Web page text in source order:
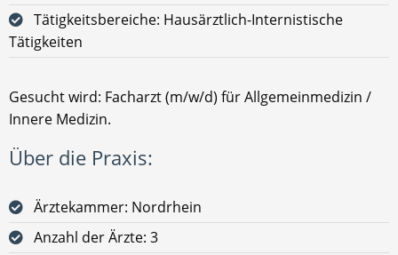
Tätigkeitsbereiche: Hausärztlich-Internistische
Tätigkeiten
Gesucht wird: Facharzt (m/w/d) für Allgemeinmedizin /
Innere Medizin.
Über die Praxis:
Ärztekammer: Nordrhein
Anzahl der Ärzte: 3